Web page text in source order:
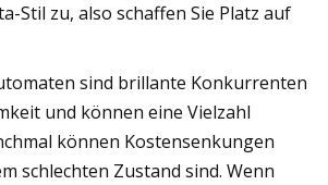
Stil zu, also schaffen Sie Platz auf
sind brillante Konkurrenten
und können eine Vielzahl
können Kostensenkungen
schlechten Zustand sind. Wenn